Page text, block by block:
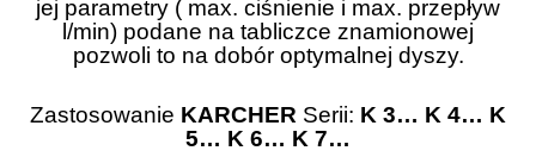
jej parametry ( max. ciśnienie i max. przepływ
l/min) podane na tabliczce znamionowej
pozwoli to na dobór optymalnej dyszy.
Zastosowanie KARCHER Serii: K 3… K 4… K
5… K 6… K 7…